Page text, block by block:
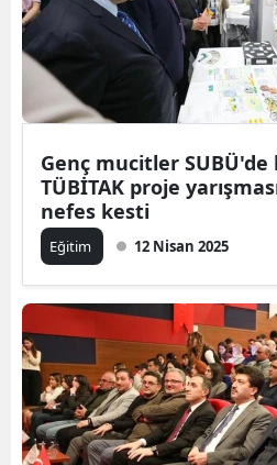
Genç mucitler
TÜBİTAK proje
nefes kesti
Eğitim 12 Nisan 2025